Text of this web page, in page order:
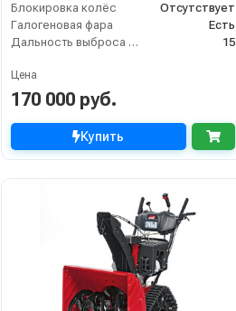
Блокировка колёс
Отсутствует
Галогеновая фара
Есть
Дальность выброса снега (м)
15
Цена
170 000 руб.
Купить